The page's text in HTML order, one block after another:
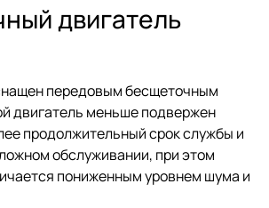
двигатель
передовым бесщеточным
двигатель меньше подвержен
продолжительный срок службы и
обслуживании, при этом
пониженным уровнем шума и